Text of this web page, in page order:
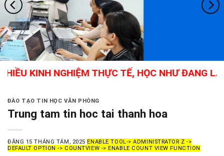
KINH NGHIỆM THỰC TẾ, HỌC NHƯ ĐANG
ĐÀO TẠO TIN HỌC VĂN PHÒNG
Trung tam tin hoc tai thanh hoa
ĐĂNG 15 THÁNG TÁM, 2025 ENABLE TOOL-> ADMINISTRATOR Z ->
DEFAULT OPTION -> COUNTVIEW -> ENABLE COUNT VIEW FUNCTION